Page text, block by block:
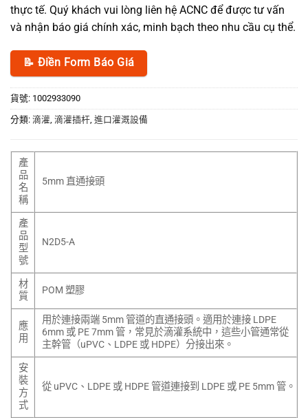
thực tế. Quý khách vui lòng liên hệ ACNC để được tư vấn
và nhận báo giá chính xác, minh bạch theo nhu cầu cụ thể.
📝 Điền Form Báo Giá
貨號: 1002933090
分類: 滴灌 滴灌插杆 進口灌溉設備
產
品
名
稱
5mm 直通接頭
產
品
型
號
N2D5-A
材
質
POM 塑膠
應
用
用於連接兩端 5mm 管道的直通接頭。適用於連接 LDPE
6mm 或 PE 7mm 管，常見於滴灌系統中，這些小管通常從
主幹管（uPVC、LDPE 或 HDPE）分接出來。
安
裝
方
式
從 uPVC、LDPE 或 HDPE 管道連接到 LDPE 或 PE 5mm 管。